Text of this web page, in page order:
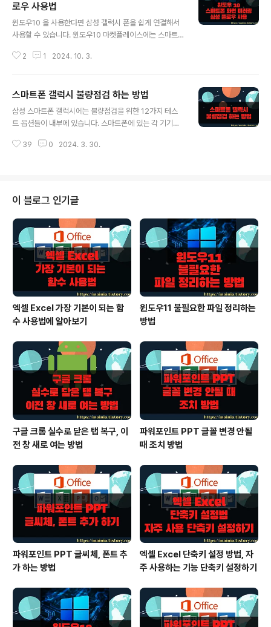
로우 사용법
윈도우10 을 사용한다면 삼성 갤럭시 폰을 쉽게 연결해서
사용할 수 있습니다. 윈도우10 마켓플레이스에는 스마트
입니다. Samsung Flow 을 연결해서 윈도우10에 스마트
야 합니다. 검색에서 Samsung Flow 앱을 찾습니다. ▼
앱은 무료입니다. 상세화면에서 무료 버튼을 눌러 설치를
진행합니다. ▼ 앱 설치가 끝나면 바탕화면에는 그림과 같
래에 있는 시작 버튼을 클릭합니다. ▼ 윈도우에 설치
2 1 2024. 10. 3.
스마트폰 갤럭시 불량점검 하는 방법
삼성 스마트폰 갤럭시에는 불량점검을 위한 12가지 테스
트 옵션들이 내부에 있습니다. 스마트폰에 있는 각 기기들
다. 고가의 기기이다 보니 구입하자 마자 한번씩 해 보시기
53# 을 넣습니다. 통화버튼을 누르지 않아도 바로 테스트
메뉴 목록으로 이동하게 됩니다. ▼화면에 나와 있는 테스
트 목록은 다음과 같습니다. 각 항목들을 클릭하면 바로 실
행이 되거나 다음 테스트 화면으로 이동하는 것들도 있습
니다. 1번에서 12번까지 하나씩 실행해서 테스트해 보시기
바랍니다. 1. Melody : 상단..
39 0 2024. 3. 30.
이 블로그 인기글
엑셀 Excel 가장 기본이 되는 함
수 사용법에 알아보기
윈도우11 불필요한 파일 정리하는
방법
구글 크롬 실수로 닫은 탭 복구, 이
전 창 새로 여는 방법
파워포인트 PPT 글꼴 변경 안될
때 조치 방법
파워포인트 PPT 글씨체, 폰트 추
가 하는 방법
엑셀 Excel 단축키 설정 방법, 자
주 사용하는 기능 단축키 설정하기